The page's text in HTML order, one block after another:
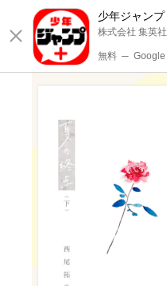
少年ジャンプ
株式会社 集英社
無料 ─